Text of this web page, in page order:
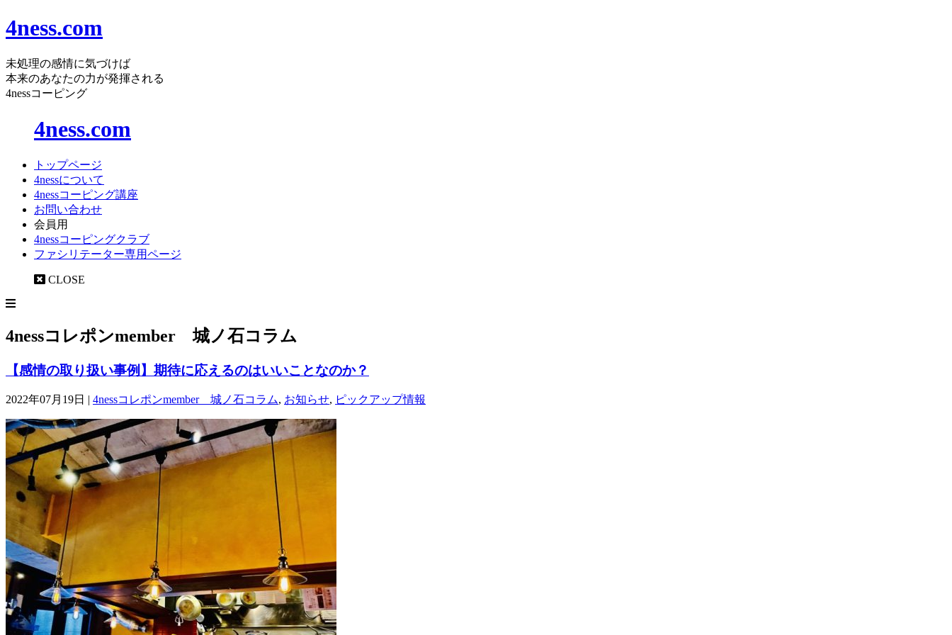
4ness.com
未処理の感情に気づけば
本来のあなたの力が発揮される
4nessコーピング
4ness.com
トップページ
4nessについて
4nessコーピング講座
お問い合わせ
会員用
4nessコーピングクラブ
ファシリテーター専用ページ
CLOSE
4nessコレポンmember 城ノ石コラム
【感情の取り扱い事例】期待に応えるのはいいことなのか？
2022年07月19日 | 4nessコレポンmember 城ノ石コラム, お知らせ, ピックアップ情報